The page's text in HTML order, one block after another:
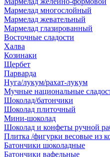
Мармелад многослойный
Мармелад жевательный
Мармелад глазированный
Восточные сладости
Халва
Козинаки
Щербет
Парварда
Нуга/лукум/рахат-лукум
Мучные национальные
Шоколад/батончики
Шоколад плиточный
Мини-шоколад
Шоколад и конфеты ручной
Плитка /фигурки весовые из
Батончики шоколадные
Батончики вафельные